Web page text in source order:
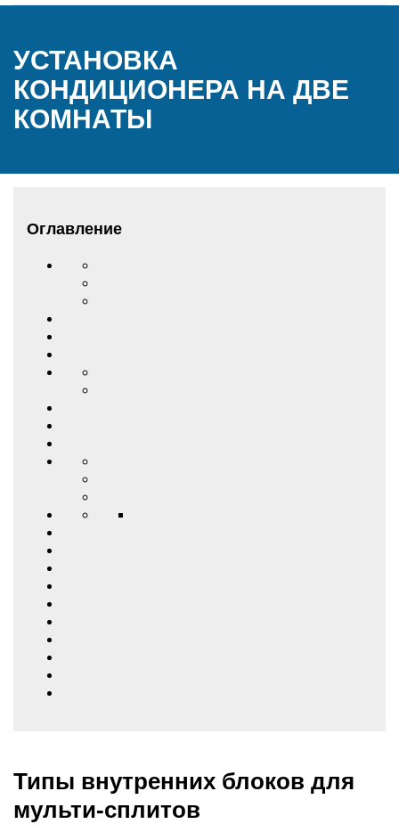
УСТАНОВКА
КОНДИЦИОНЕРА НА ДВЕ
КОМНАТЫ
Оглавление
Типы внутренних блоков для
мульти-сплитов